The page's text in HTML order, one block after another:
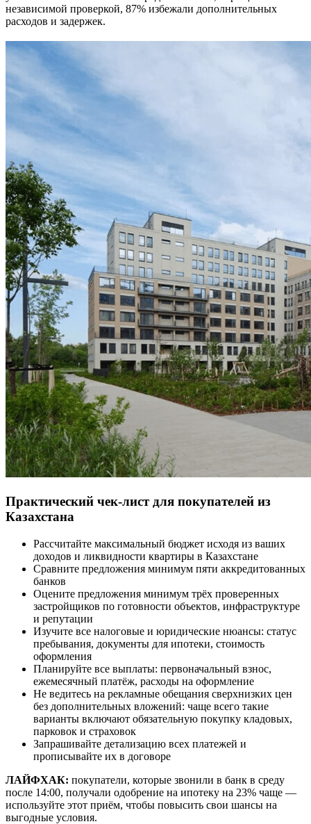
независимой проверкой, 87% избежали дополнительных
расходов и задержек.
Практический чек-лист для покупателей из
Казахстана
Рассчитайте максимальный бюджет исходя из ваших
доходов и ликвидности квартиры в Казахстане
Сравните предложения минимум пяти аккредитованных
банков
Оцените предложения минимум трёх проверенных
застройщиков по готовности объектов, инфраструктуре
и репутации
Изучите все налоговые и юридические нюансы: статус
пребывания, документы для ипотеки, стоимость
оформления
Планируйте все выплаты: первоначальный взнос,
ежемесячный платёж, расходы на оформление
Не ведитесь на рекламные обещания сверхнизких цен
без дополнительных вложений: чаще всего такие
варианты включают обязательную покупку кладовых,
парковок и страховок
Запрашивайте детализацию всех платежей и
прописывайте их в договоре
ЛАЙФХАК: покупатели, которые звонили в банк в среду
после 14:00, получали одобрение на ипотеку на 23% чаще —
используйте этот приём, чтобы повысить свои шансы на
выгодные условия.